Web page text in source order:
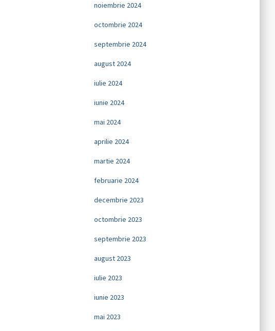
noiembrie 2024
octombrie 2024
septembrie 2024
august 2024
iulie 2024
iunie 2024
mai 2024
aprilie 2024
martie 2024
februarie 2024
decembrie 2023
octombrie 2023
septembrie 2023
august 2023
iulie 2023
iunie 2023
mai 2023